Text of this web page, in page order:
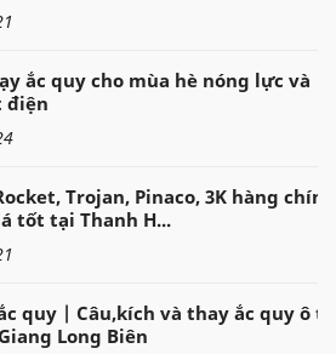
ắc quy cho mùa hè nóng lực và
điện
Trojan, Pinaco, 3K hàng chính
tốt tại Thanh H...
quy | Câu,kích và thay ắc quy ô tô
Long Biên